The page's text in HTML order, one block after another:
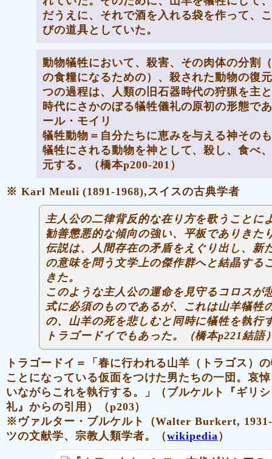
だうえに、それで酒を入れる袋を作って、
びの道具としていた。
動物犠牲において、殺害、その肉体の分割
の食糧になるための）、殺された動物の復
つの過程は、人類の旧石器時代の狩猟を主
時代にさかのぼる犠牲儀礼の原初の形態で
ール・モイリ
犠牲動物＝自分たちに恵みを与える神そ
犠牲にされる動物を神として、殺し、食べ
元する。（橋本p200‐201）
※ Karl Meuli (1891-1968),スイスの古典学者
主人公の二律背反的な在り方を歌うことに
勧善懲悪的な傾向の強い、平板でありきた
伝説は、人間存在の矛盾をえぐり出し、新
の意味を問う文学上の傑作群へと結晶する
きた。
このような主人公の運命を見守るコロスが
式に必須のものであるが、これは山羊犠牲
の、山羊の死を悲しむと同時に犠牲を執行
トラゴードイでもあった。（橋本p221結語
トラゴードイ＝「春に行われる山羊（トラゴス）
ことになっている仮面をつけた男たちの一団。哀
いながらこれを執行する。」（ブルケルト『ギリ
礼』からの引用）（p203）
※ヴァルター・ブルケルト（Walter Burkert,
ツの文献学、宗教人類学者。（wikipedia）